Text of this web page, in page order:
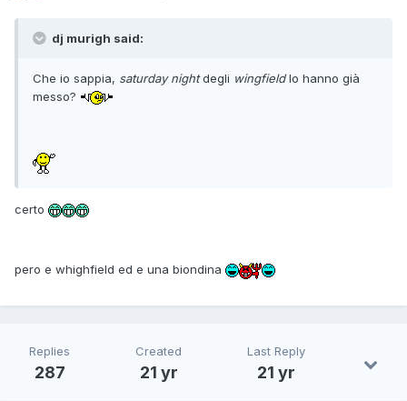
dj murigh said:
Che io sappia, saturdaynightdegli wingfieldlo hanno già
messo?
certo
pero e whighfield ed e una biondina
Replies
287
Created
21 yr
Last Reply
21 yr